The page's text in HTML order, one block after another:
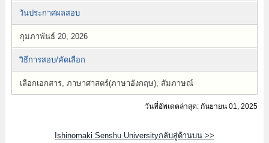
วันประกาศผลสอบ
กุมภาพันธ์ 20, 2026
วิธีการสอบ/คัดเลือก
เลือกเอกสาร, ภาษาศาสตร์(ภาษาอังกฤษ), สัมภาษณ์
วันที่อัพเดตล่าสุด: กันยายน 01, 2025
Ishinomaki Senshu Universityกลับสู่ด้านบน >>